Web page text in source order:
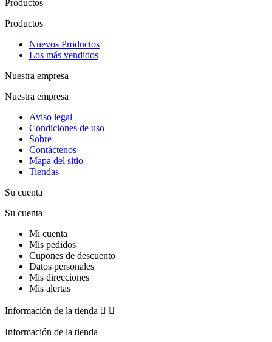
Productos
Productos
Nuevos Productos
Los más vendidos
Nuestra empresa
Nuestra empresa
Aviso legal
Condiciones de uso
Sobre
Contáctenos
Mapa del sitio
Tiendas
Su cuenta
Su cuenta
Mi cuenta
Mis pedidos
Cupones de descuento
Datos personales
Mis direcciones
Mis alertas
Información de la tienda  
Información de la tienda